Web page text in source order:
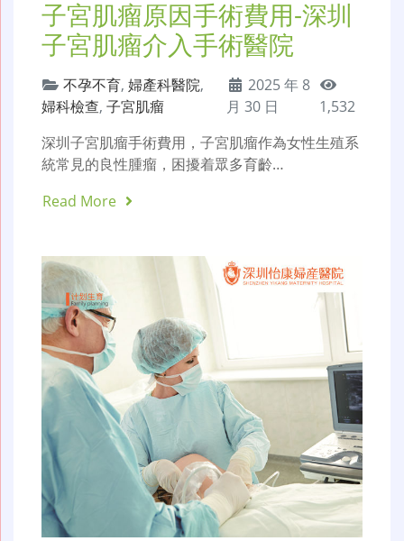
子宮肌瘤原因手術費用-深圳
子宮肌瘤介入手術醫院
不孕不育, 婦產科醫院,
婦科檢查, 子宮肌瘤
2025 年 8
月 30 日
1,532
深圳子宮肌瘤手術費用，子宮肌瘤作為女性生殖系
統常見的良性腫瘤，困擾着眾多育齡…
Read More